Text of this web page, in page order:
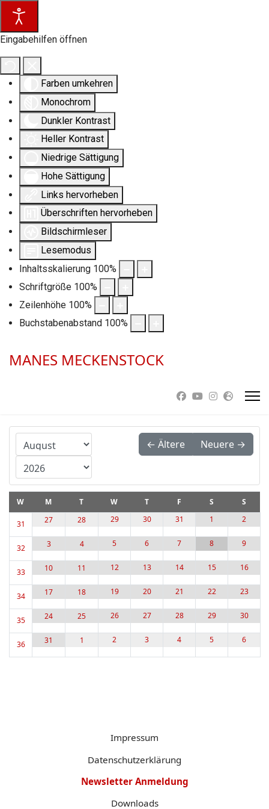
Eingabehilfen öffnen
Farben umkehren
Monochrom
Dunkler Kontrast
Heller Kontrast
Niedrige Sättigung
Hohe Sättigung
Links hervorheben
Überschriften hervorheben
Bildschirmleser
Lesemodus
Inhaltsskalierung 100%
Schriftgröße 100%
Zeilenhöhe 100%
Buchstabenabstand 100%
MANES MECKENSTOCK
Month
Year
← Ältere Neuere →
W M T W T F S S
31 27 28 29 30 31 1 2
32 3 4 5 6 7 8 9
33 10 11 12 13 14 15 16
34 17 18 19 20 21 22 23
35 24 25 26 27 28 29 30
36 31 1 2 3 4 5 6
Impressum
Datenschutzerklärung
Newsletter Anmeldung
Downloads